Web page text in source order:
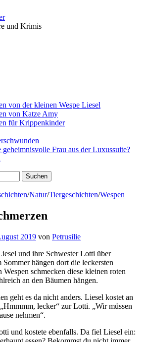
und Krimis
von der kleinen Wespe Liesel
von Katze Amy
für Krippenkinder
geheimnisvolle Frau aus der Luxussuite?
/Natur/Tiergeschichten/Wespen
2019 von Petrusilie
und ihre Schwester Lotti über
hängen dort die leckersten
schmecken diese kleinen roten
an den Bäumen hängen.
geht es da nicht anders. Liesel kostet an
lecker“ zur Lotti. „Wir müssen
nehmen“.
und kostete ebenfalls. Da fiel Liesel ein: